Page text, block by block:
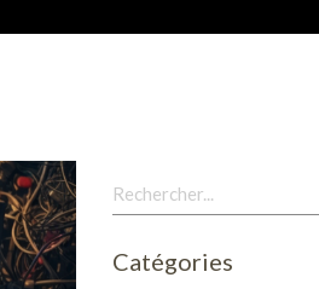
Rechercher
Catégories